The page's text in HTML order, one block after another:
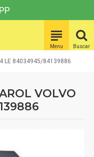
LE 84034945/84139886
VOLVO